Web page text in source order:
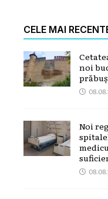
CELE MAI
noi
Noi